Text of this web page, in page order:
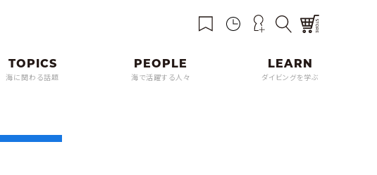
海に関わる話題 海で活躍する人々 ダイビングを学ぶ